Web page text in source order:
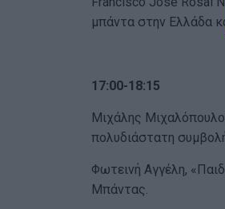
μπάντα στην Ελλάδα
17:00-18:15
Μιχάλης
πολυδιάστατη
Φωτεινή Αγγέλη,
Μπάντας.